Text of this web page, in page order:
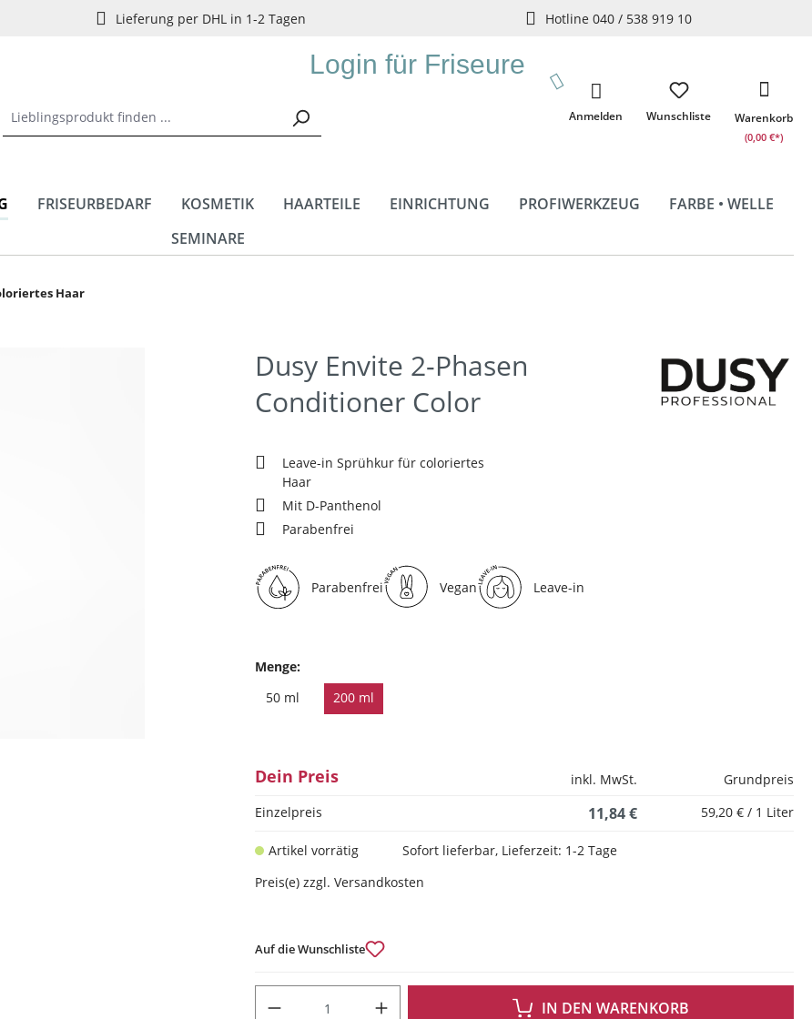
Lieferung per DHL in 1-2 Tagen Hotline 040 / 538 919 10
Login für Friseure
Wunschliste
Anmelden Warenkorb
(0,00 €*)
FRISEURBEDARF KOSMETIK HAARTEILE EINRICHTUNG PROFIWERKZEUG
FARBE • WELLE
SEMINARE
Haar
Dusy Envite 2-Phasen
Conditioner Color
Leave-in Sprühkur für coloriertes
Haar
Mit D-Panthenol
Parabenfrei
Parabenfrei Vegan Leave-in
Menge:
50 ml
200 ml
Dein Preis inkl. MwSt.
Grundpreis
Einzelpreis
11,84 € 59,20 € / 1 Liter
Artikel vorrätig
Sofort lieferbar, Lieferzeit: 1-2 Tage
Preis(e) zzgl. Versandkosten
Auf die Wunschliste
IN DEN WARENKORB